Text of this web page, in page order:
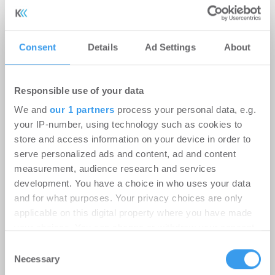
Consent Details Ad Settings About
Responsible use of your data
We and our 1 partners process your personal data, e.g.
your IP-number, using technology such as cookies to
store and access information on your device in order to
serve personalized ads and content, ad and content
measurement, audience research and services
development. You have a choice in who uses your data
and for what purposes. Your privacy choices are only
applicable on this digital property where you have made
the Privacy trigger icon.
Selection
Necessary
registriert, erstellen Sie sich jetzt Ihren